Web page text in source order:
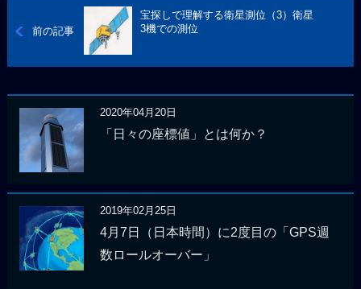
前の記事
宝探しで理解する衛星測位（3）衛星
3機での測位
2020年04月20日
「日々の座標値」とは何か？
2019年02月25日
4月7日（日本時間）に2度目の「GPS週
数ロールオーバー」